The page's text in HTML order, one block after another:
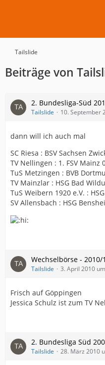
Tailslide
Beiträge von
2. Bundesliga-Süd
Tailslide 10. September
dann will ich auch mal
SC Riesa : BSV Sachsen
TV Nellingen : 1. FSV Mainz
TuS Metzingen : BVB
TV Mainzlar : HSG Bad
TuS Weibern 1920 e.V. :
SV Allensbach : HSG
Wechselbörse - 2010/
Tailslide 3. April 2010
Frisch auf Göppingen
Jessica Schulz ist zum TV
2. Bundesliga Süd
Tailslide 28. März 2010